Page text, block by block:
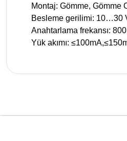
Montaj: Gömme, Gömme
Besleme gerilimi: 10…30
Anahtarlama frekansı:
Yük akımı:
Görüş ve önerileriniz için